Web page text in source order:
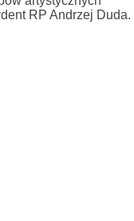
RP Andrzej Duda.